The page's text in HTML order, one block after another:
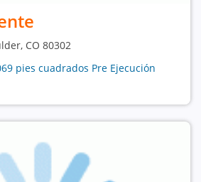
CO 80302
pies cuadrados Pre Ejecución